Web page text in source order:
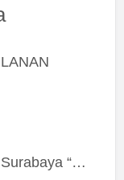
Kost Harian Kota Surabaya “Sierra Kost”